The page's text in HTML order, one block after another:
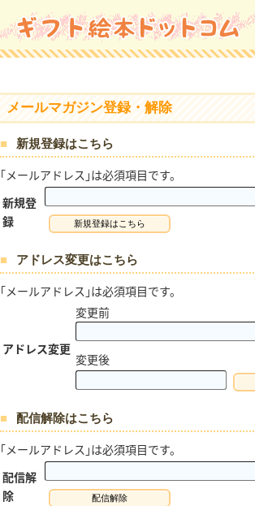
メールマガジン登録・解除
新規登録はこちら
｢メールアドレス｣は必須項目です。
新規登
録
アドレス変更はこちら
｢メールアドレス｣は必須項目です。
アドレス変更
変更前
変更後
配信解除はこちら
｢メールアドレス｣は必須項目です。
配信解
除